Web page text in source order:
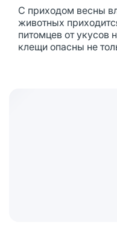
С приходом весны
животных
питомцев от
клещи опасны не